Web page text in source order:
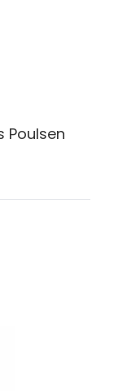
Poulsen